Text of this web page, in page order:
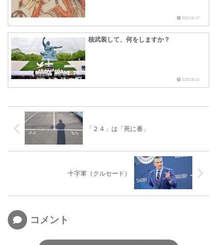
2024.08.17
核武装して、何をしますか？
2025.08.10
「２４」は「死に番」
十字軍（クルセード）
コメント